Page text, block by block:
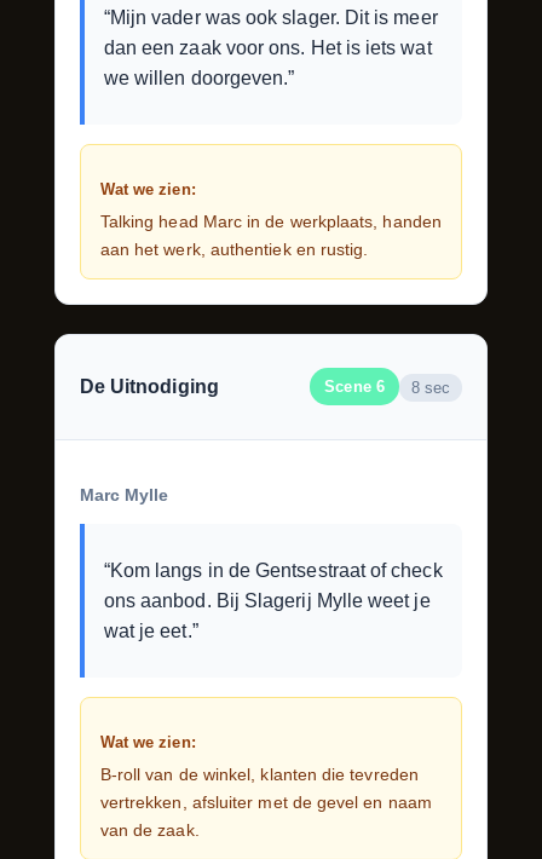
“Mijn vader was ook slager. Dit is meer
dan een zaak voor ons. Het is iets wat
we willen doorgeven.”
Wat we zien:
Talking head Marc in de werkplaats, handen
aan het werk, authentiek en rustig.
Scene 6
De Uitnodiging 8 sec
Marc Mylle
“Kom langs in de Gentsestraat of check
ons aanbod. Bij Slagerij Mylle weet je
wat je eet.”
Wat we zien:
B-roll van de winkel, klanten die tevreden
vertrekken, afsluiter met de gevel en naam
van de zaak.